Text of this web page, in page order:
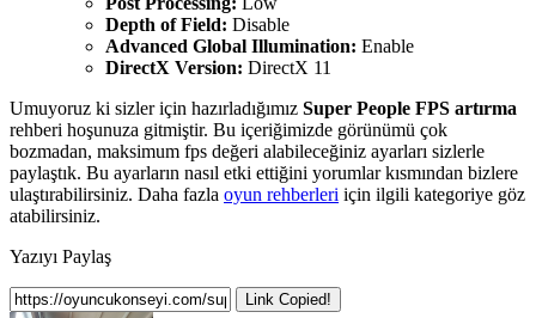
Depth of Field: Disable
Advanced Global Illumination: Enable
DirectX Version: DirectX 11
Umuyoruz ki sizler için hazırladığımız Super People FPS artırma
rehberi hoşunuza gitmiştir. Bu içeriğimizde görünümü çok
bozmadan, maksimum fps değeri alabileceğiniz ayarları sizlerle
paylaştık. Bu ayarların nasıl etki ettiğini yorumlar kısmından bizlere
ulaştırabilirsiniz. Daha fazla oyun rehberleri için ilgili kategoriye göz
atabilirsiniz.
Yazıyı Paylaş
Link Copied!